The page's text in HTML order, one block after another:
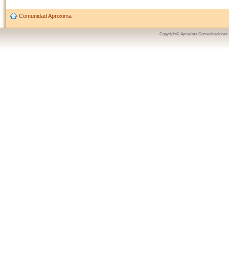
Comunidad Aproxima
Copyright© Aproxima Comunicaciones